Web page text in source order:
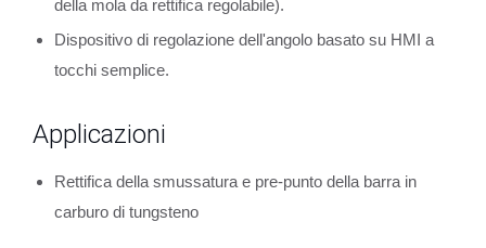
della mola da rettifica regolabile).
Dispositivo di regolazione dell'angolo basato su HMI a
tocchi semplice.
Applicazioni
Rettifica della smussatura e pre-punto della barra in
carburo di tungsteno